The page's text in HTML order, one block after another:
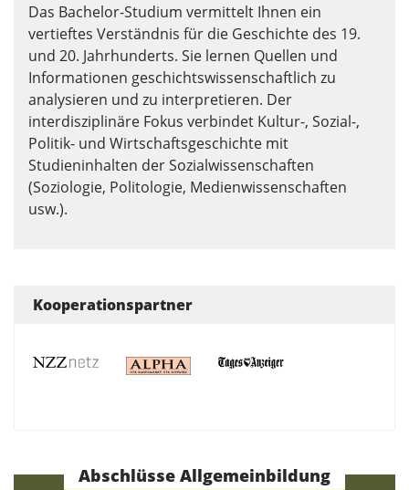
Das Bachelor-Studium vermittelt Ihnen ein
vertieftes Verständnis für die Geschichte des 19.
und 20. Jahrhunderts. Sie lernen Quellen und
Informationen geschichtswissenschaftlich zu
analysieren und zu interpretieren. Der
interdisziplinäre Fokus verbindet Kultur-, Sozial-,
Politik- und Wirtschaftsgeschichte mit
Studieninhalten der Sozialwissenschaften
(Soziologie, Politologie, Medienwissenschaften
usw.).
Kooperationspartner
Abschlüsse Allgemeinbildung